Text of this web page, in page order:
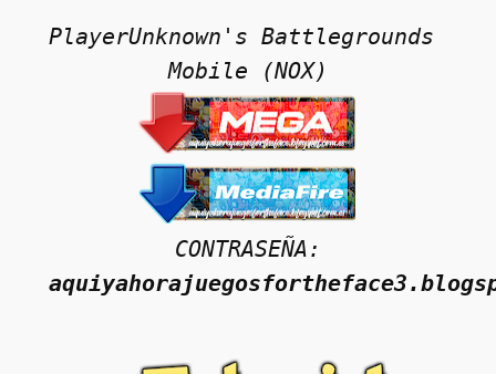
PlayerUnknown's Battlegrounds
Mobile (NOX)
CONTRASEÑA: